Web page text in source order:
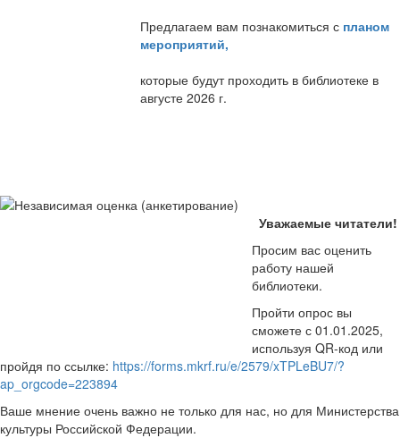
Предлагаем вам познакомиться с планом
мероприятий,
которые будут проходить в библиотеке в
августе 2026 г.
Уважаемые читатели!
Просим вас оценить
работу нашей
библиотеки.
Пройти опрос вы
сможете с 01.01.2025,
используя QR-код или
пройдя по ссылке: https://forms.mkrf.ru/e/2579/xTPLeBU7/?
ap_orgcode=223894
Ваше мнение очень важно не только для нас, но для Министерства
культуры Российской Федерации.